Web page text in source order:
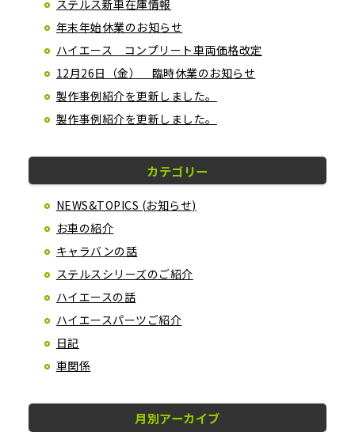
ステルス新車在庫情報
年末年始休業のお知らせ
ハイエース コンプリート車両価格改定
12月26日（金） 臨時休業のお知らせ
製作事例紹介を更新しました。
製作事例紹介を更新しました。
カテゴリー
NEWS&TOPICS (お知らせ)
お車の紹介
キャラバンの話
ステルスシリーズのご紹介
ハイエースの話
ハイエースパーツご紹介
日記
車関係
月別アーカイブ